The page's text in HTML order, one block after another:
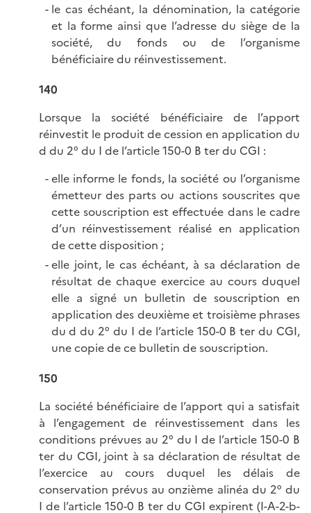
le cas échéant, la dénomination, la catégorie
et la forme ainsi que l’adresse du siège de la
société, du fonds ou de l’organisme
bénéficiaire du réinvestissement.
140
Lorsque la société bénéficiaire de l’apport
réinvestit le produit de cession en application du
d du 2° du I de l’article 150-0 B ter du CGI :
elle informe le fonds, la société ou l’organisme
émetteur des parts ou actions souscrites que
cette souscription est effectuée dans le cadre
d’un réinvestissement réalisé en application
de cette disposition ;
elle joint, le cas échéant, à sa déclaration de
résultat de chaque exercice au cours duquel
elle a signé un bulletin de souscription en
application des deuxième et troisième phrases
du d du 2° du I de l’article 150-0 B ter du CGI,
une copie de ce bulletin de souscription.
150
La société bénéficiaire de l’apport qui a satisfait
à l’engagement de réinvestissement dans les
conditions prévues au 2° du I de l’article 150-0 B
ter du CGI, joint à sa déclaration de résultat de
l’exercice au cours duquel les délais de
conservation prévus au onzième alinéa du 2° du
I de l’article 150-0 B ter du CGI expirent (I-A-2-b-